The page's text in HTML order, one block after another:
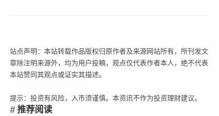
站点声明：本站转载作品版权归原作者及来源网站所有，所刊发文
章除注明来源外，均为用户投稿，观点仅代表作者本人，绝不代表
本站赞同其观点或证实其描述。
提示：投资有风险，入市须谨慎。本资讯不作为投资理财建议。
推荐阅读